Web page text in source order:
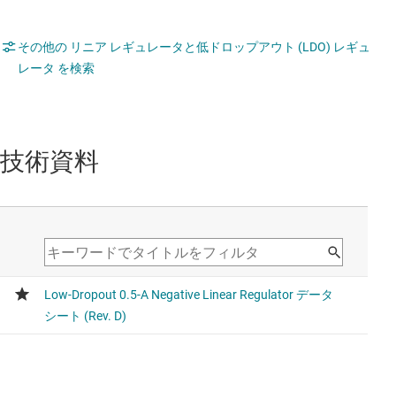
その他の リニア レギュレータと低ドロップアウト (LDO) レギュ
レータ を検索
技術資料